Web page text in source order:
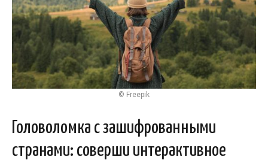
© Freepik
Головоломка с зашифрованными
странами: соверши интерактивное